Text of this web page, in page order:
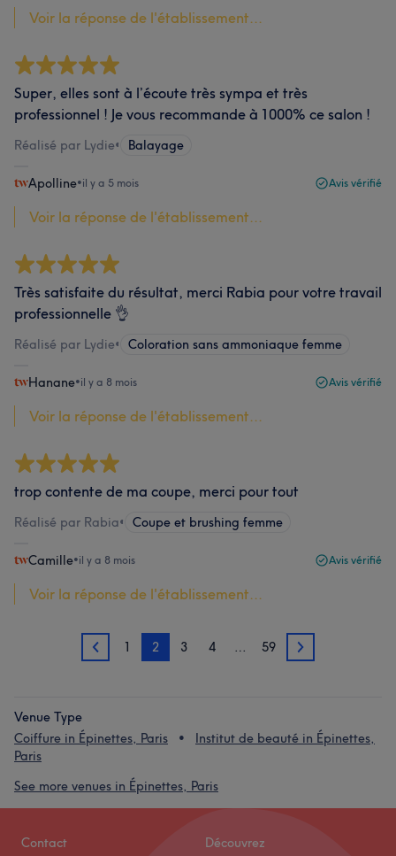
Voir la réponse de l'établissement...
Super, elles sont à l’écoute très sympa et très
professionnel ! Je vous recommande à 1000% ce salon !
Réalisé par Lydie• Balayage
Apolline•il y a 5 mois Avis vérifié
Voir la réponse de l'établissement...
Très satisfaite du résultat, merci Rabia pour votre travail
professionnelle 👌
Réalisé par Lydie• Coloration sans ammoniaque femme
Hanane•il y a 8 mois Avis vérifié
Voir la réponse de l'établissement...
trop contente de ma coupe, merci pour tout
Réalisé par Rabia• Coupe et brushing femme
Camille•il y a 8 mois Avis vérifié
Voir la réponse de l'établissement...
1 1 2 3 4 … 59 3
Venue Type
Coiffure in Épinettes, Paris
Institut de beauté in Épinettes,
Paris
See more venues in Épinettes, Paris
Contact Découvrez